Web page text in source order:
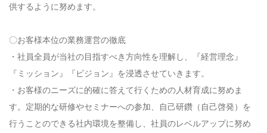
供するように努めます。
〇お客様本位の業務運営の徹底
・社員全員が当社の目指すべき方向性を理解し、『経営理念』
『ミッション』『ビジョン』を浸透させていきます。
・お客様のニーズに的確に答えて行くための人材育成に努めま
す。定期的な研修やセミナーへの参加、自己研鑽（自己啓発）を
行うことのできる社内環境を整備し、社員のレベルアップに努め